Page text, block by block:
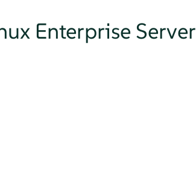
Enterprise Server